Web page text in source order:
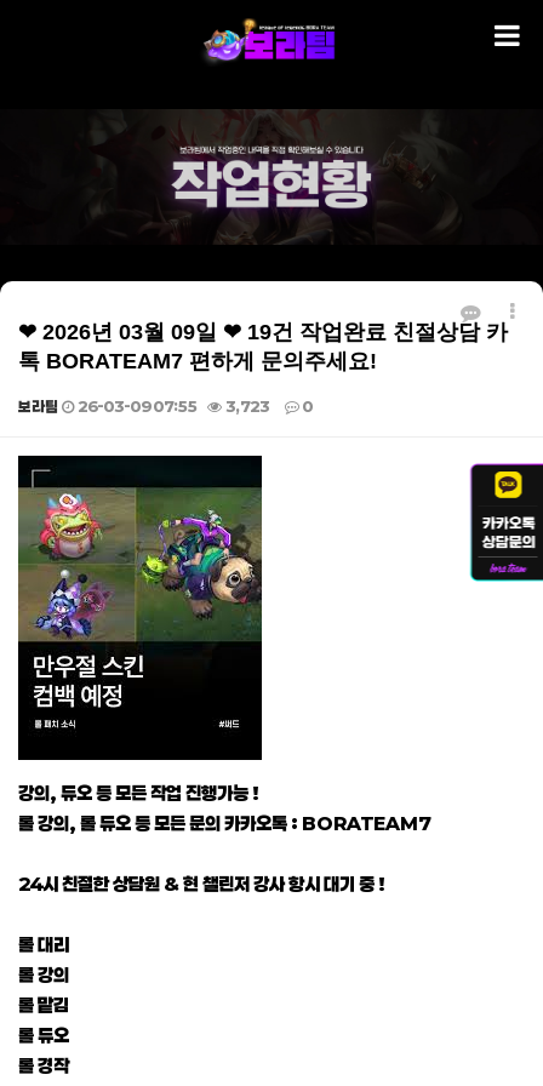
❤ 2026년 03월 09일 ❤ 19건 작업완료 친절상담 카
톡 BORATEAM7 편하게 문의주세요!
보라팀 26-03-09 07:55 3,723 0
본문
강의, 듀오 등 모든 작업 진행가능 !
롤 강의, 롤 듀오 등 모든 문의 카카오톡 : BORATEAM7
24시 친절한 상담원 & 현 챌린저 강사 항시 대기 중 !
롤 대리
롤 강의
롤 맡김
롤 듀오
롤 경작